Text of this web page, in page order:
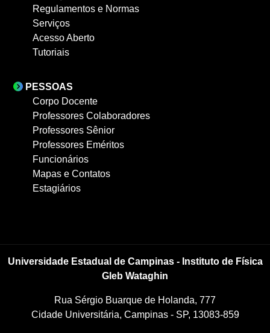
Regulamentos e Normas
Serviços
Acesso Aberto
Tutoriais
PESSOAS
Corpo Docente
Professores Colaboradores
Professores Sênior
Professores Eméritos
Funcionários
Mapas e Contatos
Estagiários
Universidade Estadual de Campinas - Instituto de Física
Gleb Wataghin
Rua Sérgio Buarque de Holanda, 777
Cidade Universitária, Campinas - SP, 13083-859